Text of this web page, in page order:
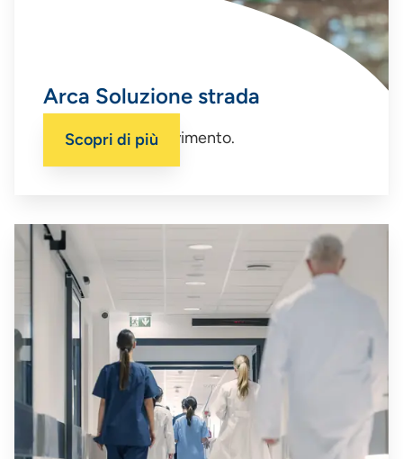
Arca Soluzione strada
La sicurezza in movimento.
Scopri di più